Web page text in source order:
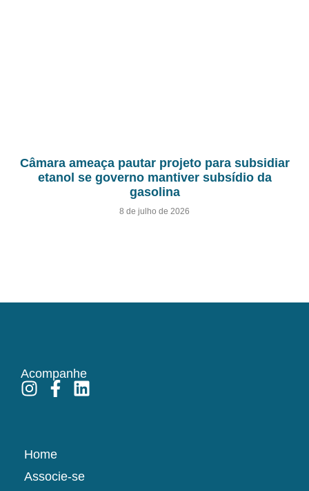
Câmara ameaça pautar projeto para subsidiar
etanol se governo mantiver subsídio da
gasolina
8 de julho de 2026
Acompanhe
Home
Associe-se